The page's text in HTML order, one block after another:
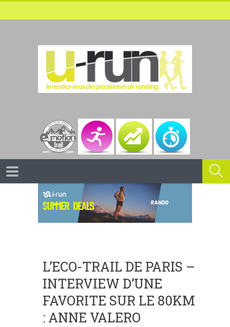
L’ECO-TRAIL DE PARIS –
INTERVIEW D’UNE
FAVORITE SUR LE 80KM
: ANNE VALERO